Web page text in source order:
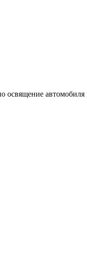
автомобиля